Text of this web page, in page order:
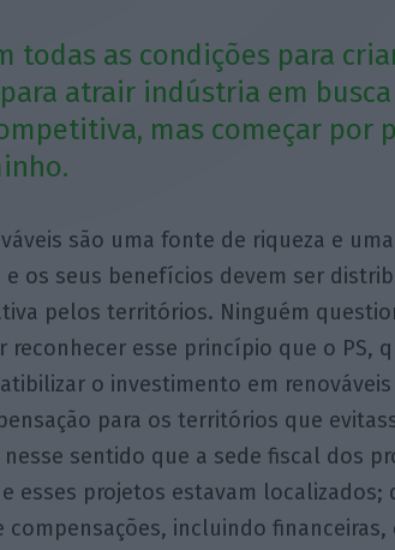
todas as condições para
atrair indústria em
mas começar por
são uma fonte de riqueza e
e os seus benefícios devem ser
pelos territórios. Ninguém
reconhecer esse princípio que o PS,
o investimento em
para os territórios que
nesse sentido que a sede fiscal dos
esses projetos estavam
compensações, incluindo